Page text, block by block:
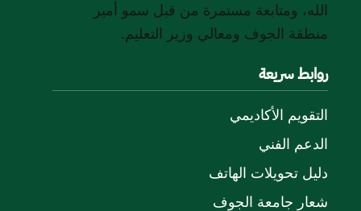
الله، ومتابعة مستمرة من قبل سمو أمير
منطقة الجوف ومعالي وزير التعليم.
روابط سريعة
التقويم الأكاديمي
الدعم الفني
دليل تحويلات الهاتف
شعار جامعة الجوف